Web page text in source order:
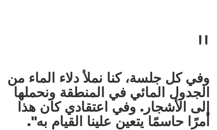
وفي كل جلسة، كنا نملأ دلاء الماء من
الجدول المائي في المنطقة ونحملها
إلى الأشجار. وفي اعتقادي كان هذا
أمرًا حاسمًا يتعين علينا القيام به".